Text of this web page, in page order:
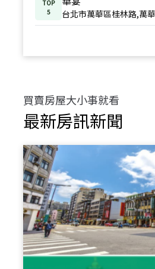
TOP
5
台北市萬華區桂林路,萬
買賣房屋大小事就看
最新房訊新聞